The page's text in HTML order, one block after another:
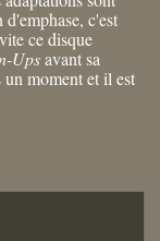
c'est
ce disque
Upsavant sa
moment et il est